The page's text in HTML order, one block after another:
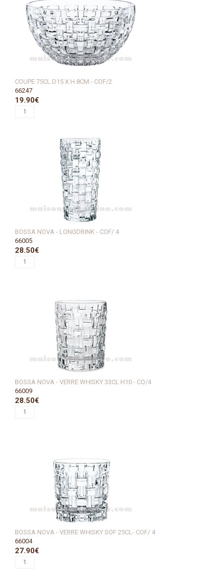
COUPE 75CL D15 X H 8CM - COF/2
66247
19.90€
BOSSA NOVA - LONGDRINK - COF/ 4
66005
28.50€
BOSSA NOVA - VERRE WHISKY 33CL H10 - CO/4
66009
28.50€
BOSSA NOVA - VERRE WHISKY SOF 25CL- COF/ 4
66004
27.90€